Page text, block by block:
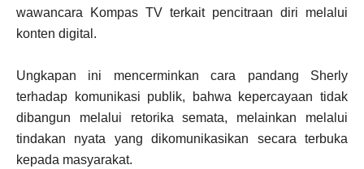
wawancara Kompas TV terkait pencitraan diri melalui
konten digital.
Ungkapan ini mencerminkan cara pandang Sherly
terhadap komunikasi publik, bahwa kepercayaan tidak
dibangun melalui retorika semata, melainkan melalui
tindakan nyata yang dikomunikasikan secara terbuka
kepada masyarakat.